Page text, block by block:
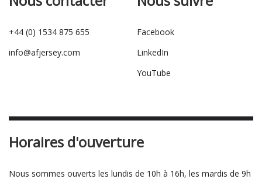
+44 (0) 1534 875 655
info@afjersey.com
Facebook
LinkedIn
YouTube
Horaires d'ouverture
Nous sommes ouverts les lundis de 10h à 16h, les mardis de 9h